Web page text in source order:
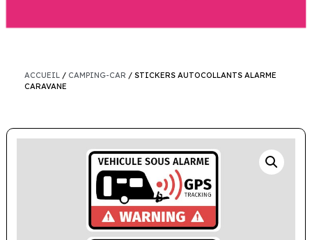
ACCUEIL/ CAMPING-CAR / STICKERS AUTOCOLLANTS ALARME
CARAVANE